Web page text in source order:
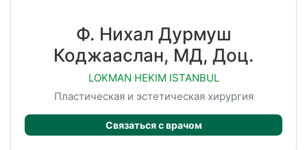
Ф. Нихал Дурмуш
Коджааслан, МД, Доц.
LOKMAN HEKIM ISTANBUL
Пластическая и эстетическая хирургия
Связаться с врачом